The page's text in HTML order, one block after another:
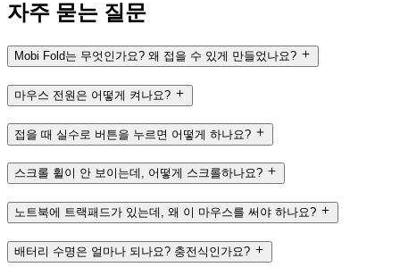
자주 묻는 질문
Mobi Fold는 무엇인가요? 왜 접을 수 있게 만들었나요?
마우스 전원은 어떻게 켜나요?
접을 때 실수로 버튼을 누르면 어떻게 하나요?
스크롤 휠이 안 보이는데, 어떻게 스크롤하나요?
노트북에 트랙패드가 있는데, 왜 이 마우스를 써야 하나요?
배터리 수명은 얼마나 되나요? 충전식인가요?